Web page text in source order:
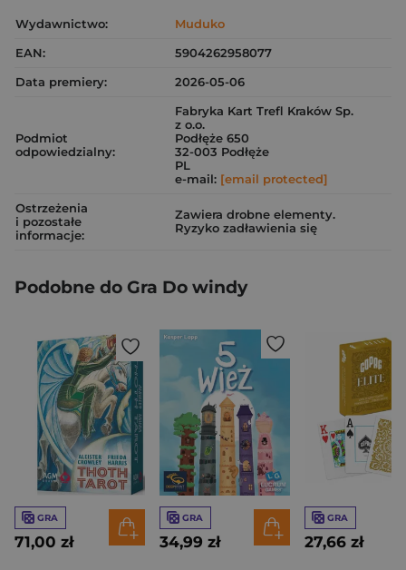
Wydawnictwo:
Muduko
EAN:
5904262958077
Data premiery:
2026-05-06
Podmiot
odpowiedzialny:
Fabryka Kart Trefl Kraków Sp.
z o.o.
Podłęże 650
32-003 Podłęże
PL
e-mail: [email protected]
Ostrzeżenia
i pozostałe
informacje:
Zawiera drobne elementy.
Ryzyko zadławienia się
Podobne do Gra Do windy
GRA
71,00 zł
GRA
34,99 zł
GRA
27,66 zł